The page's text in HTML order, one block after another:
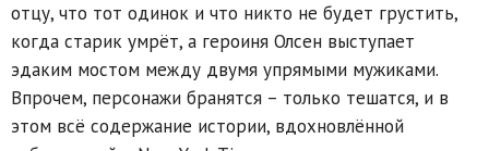
отцу, что тот одинок и что никто не будет грустить,
когда старик умрёт, а героиня Олсен выступает
эдаким мостом между двумя упрямыми мужиками.
Впрочем, персонажи бранятся – только тешатся, и в
этом всё содержание истории, вдохновлённой